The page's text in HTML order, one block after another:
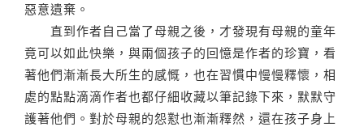
惡意遺棄。
直到作者自己當了母親之後，才發現有母親的童年
竟可以如此快樂，與兩個孩子的回憶是作者的珍寶，看
著他們漸漸長大所生的感慨，也在習慣中慢慢釋懷，相
處的點點滴滴作者也都仔細收藏以筆記錄下來，默默守
護著他們。對於母親的怨懟也漸漸釋然，還在孩子身上